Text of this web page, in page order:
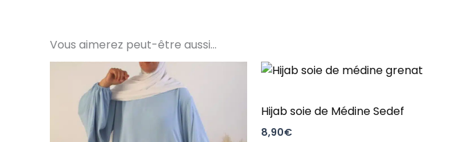
Vous aimerez peut-être aussi…
Hijab soie de Médine Sedef
8,90€
Ce
a